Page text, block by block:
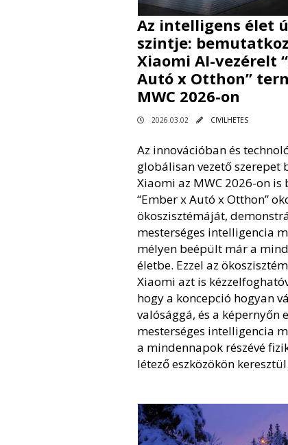
Az intelligens élet
szintje:
Xiaomi AI-vezérelt
Autó x Otthon”
MWC 2026-on
2026.03.02 CIVILHETES
Az innovációban és
globálisan vezető szerepet
Xiaomi az MWC 2026-on
“Ember x Autó x Otthon”
ökoszisztémáját,
mesterséges intelligencia
mélyen beépült már a
életbe. Ezzel az
Xiaomi azt is
hogy a koncepció hogyan
valósággá, és a képernyőn
mesterséges intelligencia
a mindennapok részévé
létező eszközökön keresztül.